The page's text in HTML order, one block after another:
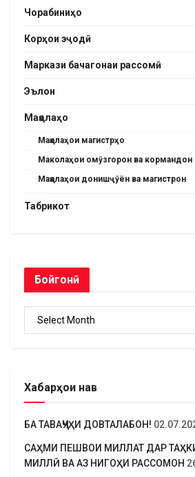
Чорабиниҳо
Корҳои эҷодӣ
Маркази бачагонаи рассомӣ
Эълон
Мақолаҳо
Мақолаҳои магистрҳо
Маколаҳои омӯзгорон ва кормандон
Мақолаҳои донишҷӯён ва магистрон
Табрикот
Бойгонӣ
Хабарҳои нав
БА ТАВАҶҶУҲИ ДОВТАЛАБОН!
САҲМИ ПЕШВОИ МИЛЛАТ ДАР
МИЛЛӢ ВА АЗ НИГОҲИ РАССОМОН